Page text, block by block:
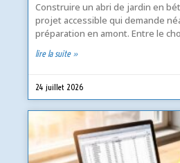
Construire un abri de jardin en
projet accessible qui demande
préparation en amont. Entre le
lire la suite »
24 juillet 2026